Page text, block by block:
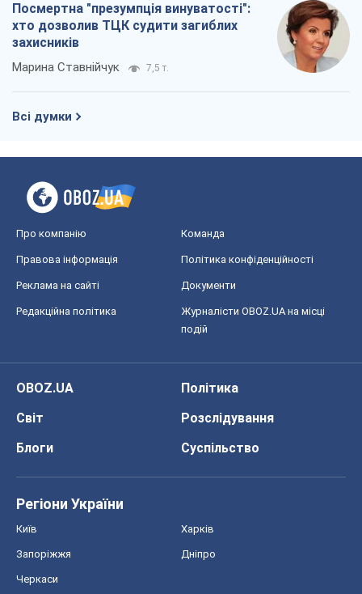
Посмертна "презумпція винуватості":
хто дозволив ТЦК судити загиблих
захисників
Марина Ставнійчук 7,5 т.
Всі думки
Про компанію Команда
Правова інформація Політика конфіденційності
Реклама на сайті Документи
Редакційна політика
Журналісти OBOZ.UA на місці
подій
OBOZ.UA
Політика
Світ
Розслідування
Блоги
Суспільство
Регіони України
Київ Харків
Запоріжжя Дніпро
Черкаси